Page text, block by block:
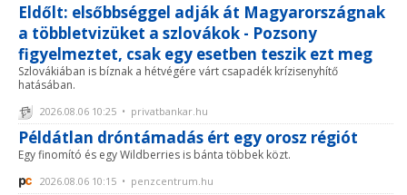
Eldőlt: elsőbbséggel adják át Magyarországnak
a többletvizüket a szlovákok - Pozsony
figyelmeztet, csak egy esetben teszik ezt meg
Szlovákiában is bíznak a hétvégére várt csapadék krízisenyhítő
hatásában.
2026.08.06 10:25 • privatbankar.hu
Példátlan dróntámadás ért egy orosz régiót
Egy finomító és egy Wildberries is bánta többek közt.
2026.08.06 10:15 • penzcentrum.hu